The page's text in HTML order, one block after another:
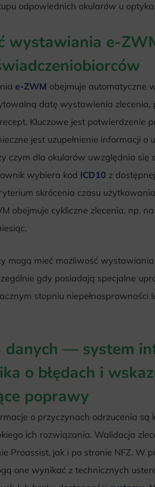
odpowiednich okularów u optyka.
wystawiania e-
e-ZWM obejmuje automatyczne
datę wystawienia zlecenia,
Kluczowe jest potwierdzenie
jest uzupełnienie informacji o
czym dla okularów uwzględnia się
wybiera kod ICD10 z
skrócenia czasu
obejmuje cykliczne zlecenia, np.
mogą mieć możliwość
gdy posiadają specjalne
stopniu niepełnosprawności
danych — system
o błędach i
poprawy
o przyczynach odrzucenia
ich rozwiązania. Walidacja
Proassist, jak i po stronie NFZ. W
one wynikać z technicznych